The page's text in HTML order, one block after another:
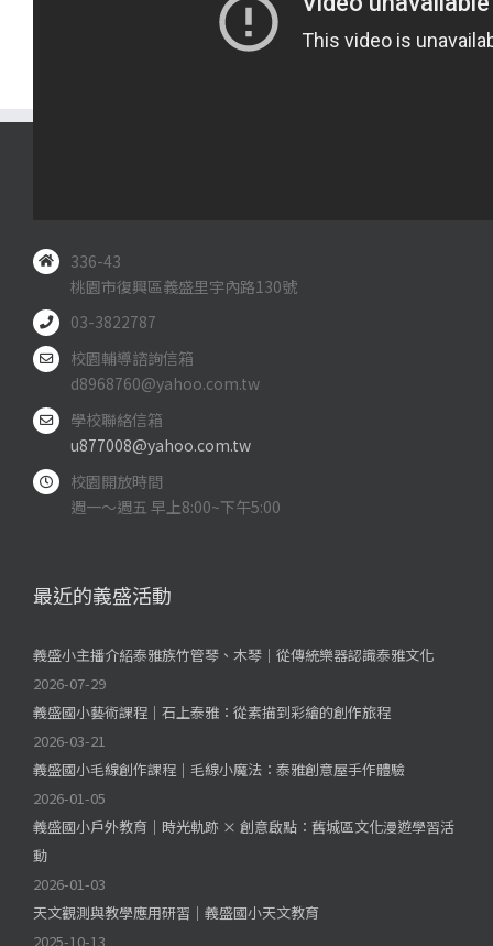
336-43
桃園市復興區義盛里宇內路130號
03-3822787
校園輔導諮詢信箱
d8968760@yahoo.com.tw
學校聯絡信箱
u877008@yahoo.com.tw
校園開放時間
週一～週五 早上8:00~下午5:00
最近的義盛活動
義盛小主播介紹泰雅族竹管琴、木琴｜從傳統樂器認識泰雅文化
2026-07-29
義盛國小藝術課程｜石上泰雅：從素描到彩繪的創作旅程
2026-03-21
義盛國小毛線創作課程｜毛線小魔法：泰雅創意屋手作體驗
2026-01-05
義盛國小戶外教育｜時光軌跡 × 創意啟點：舊城區文化漫遊學習活
動
2026-01-03
天文觀測與教學應用研習｜義盛國小天文教育
2025-10-13